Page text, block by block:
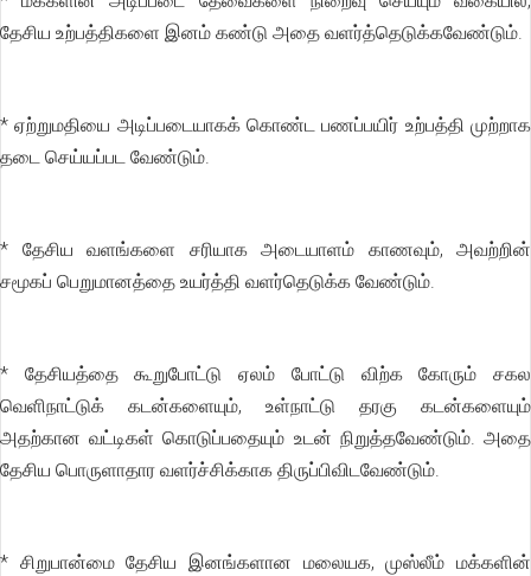
தேசிய உற்பத்திகளை இனம் கண்டு அதை வளர்த்தெடுக்கவேண்டும்.
* ஏற்றுமதியை அடிப்படையாகக் கொண்ட பணப்பயிர் உற்பத்தி முற்றாக
தடை செய்யப்பட வேண்டும்.
* தேசிய வளங்களை சரியாக அடையாளம் காணவும், அவற்றின்
சமூகப் பெறுமானத்தை உயர்த்தி வளர்தெடுக்க வேண்டும்.
* தேசியத்தை கூறுபோட்டு ஏலம் போட்டு விற்க கோரும் சகல
வெளிநாட்டுக் கடன்களையும், உள்நாட்டு தரகு கடன்களையும்
அதற்கான வட்டிகள் கொடுப்பதையும் உடன் நிறுத்தவேண்டும். அதை
தேசிய பொருளாதார வளர்ச்சிக்காக திருப்பிவிடவேண்டும்.
* சிறுபான்மை தேசிய இனங்களான மலையக, முஸ்லீம் மக்களின்